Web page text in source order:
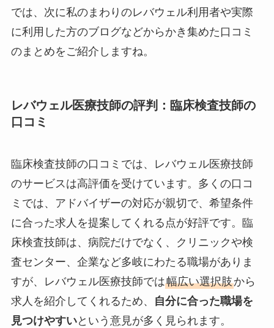
では、次に私のまわりのレバウェル利用者や実際
に利用した方のブログなどからかき集めた口コミ
のまとめをご紹介しますね。
レバウェル医療技師の評判：臨床検査技師の
口コミ
臨床検査技師の口コミでは、レバウェル医療技師
のサービスは高評価を受けています。多くの口コ
ミでは、アドバイザーの対応が親切で、希望条件
に合った求人を提案してくれる点が好評です。臨
床検査技師は、病院だけでなく、クリニックや検
査センター、企業など多岐にわたる職場がありま
すが、レバウェル医療技師では幅広い選択肢から
求人を紹介してくれるため、
自分に合った職場を
見つけやすいという意見が多く見られます。